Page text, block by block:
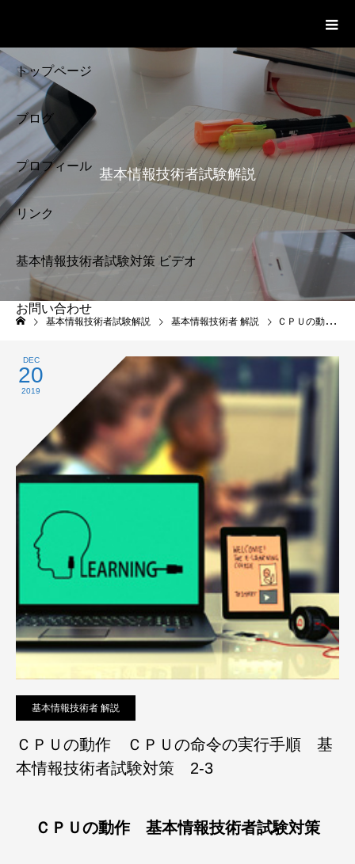
トップページ
ブログ
プロフィール
リンク
基本情報技術者試験対策 ビデオ
お問い合わせ
プライバシーポリシー
基本情報技術者試験
解説
基本情報技術者試験解説
基本情報技術者試験解説 基本情報技術者 解説 ＣＰＵの動作 ＣＰＵの命令の実行手順 基本情報技術者試験対策 2-3
DEC
20
2019
基本情報技術者 解説
ＣＰＵの動作 ＣＰＵの命令の実行手順 基
本情報技術者試験対策 2-3
ＣＰＵの動作 基本情報技術者試験対策